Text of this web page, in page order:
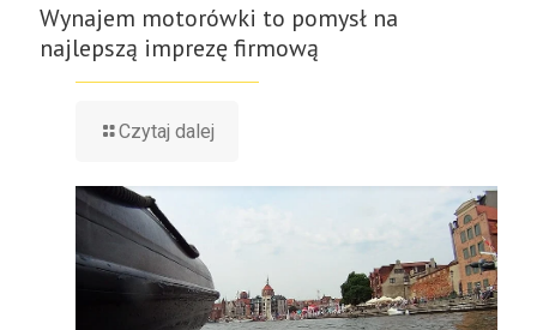
Wynajem motorówki to pomysł na
najlepszą imprezę firmową
Czytaj dalej